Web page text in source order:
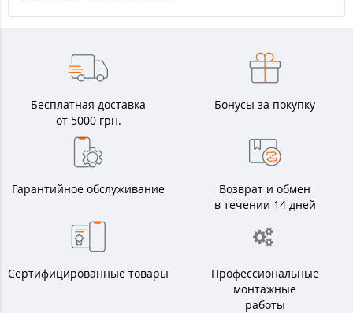
Бесплатная доставка
от 5000 грн.
Бонусы за покупку
Гарантийное обслуживание
Возврат и обмен
в течении 14 дней
Сертифицированные товары
Профессиональные
монтажные
работы